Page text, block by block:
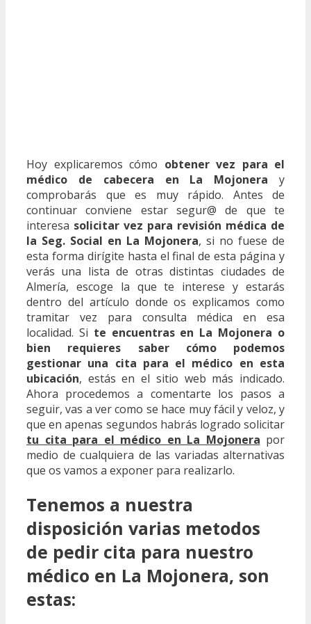
Hoy explicaremos cómo obtener vez para el
médico de cabecera en La Mojonera y
comprobarás que es muy rápido. Antes de
continuar conviene estar segur@ de que te
interesa solicitar vez para revisión médica de
la Seg. Social en La Mojonera, si no fuese de
esta forma dirígite hasta el final de esta página y
verás una lista de otras distintas ciudades de
Almería, escoge la que te interese y estarás
dentro del artículo donde os explicamos como
tramitar vez para consulta médica en esa
localidad. Si te encuentras en La Mojonera o
bien requieres saber cómo podemos
gestionar una cita para el médico en esta
ubicación, estás en el sitio web más indicado.
Ahora procedemos a comentarte los pasos a
seguir, vas a ver como se hace muy fácil y veloz, y
que en apenas segundos habrás logrado solicitar
tu cita para el médico en La Mojonera por
medio de cualquiera de las variadas alternativas
que os vamos a exponer para realizarlo.
Tenemos a nuestra
disposición varias metodos
de pedir cita para nuestro
médico en La Mojonera, son
estas: